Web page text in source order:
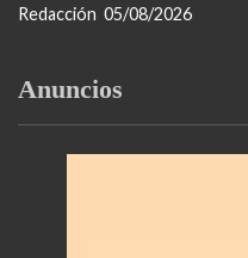
Redacción 05/08/2026
Anuncios